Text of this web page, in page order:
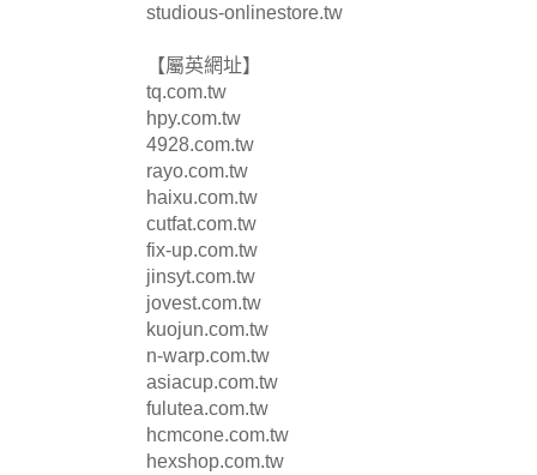
studious-onlinestore.tw
【屬英網址】
tq.com.tw
hpy.com.tw
4928.com.tw
rayo.com.tw
haixu.com.tw
cutfat.com.tw
fix-up.com.tw
jinsyt.com.tw
jovest.com.tw
kuojun.com.tw
n-warp.com.tw
asiacup.com.tw
fulutea.com.tw
hcmcone.com.tw
hexshop.com.tw